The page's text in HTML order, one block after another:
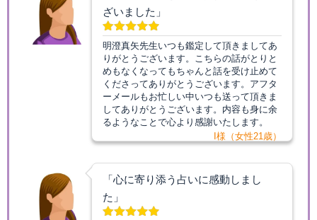
ざいました」
明澄真矢先生いつも鑑定して頂きましてあ
りがとうございます。こちらの話がとりと
めもなくなってもちゃんと話を受け止めて
くださってありがとうございます。アフタ
ーメールもお忙しい中いつも送って頂きま
してありがとうございます。内容も身に余
るようなことで心より感謝いたします。
I様（女性21歳）
「心に寄り添う占いに感動しまし
た」